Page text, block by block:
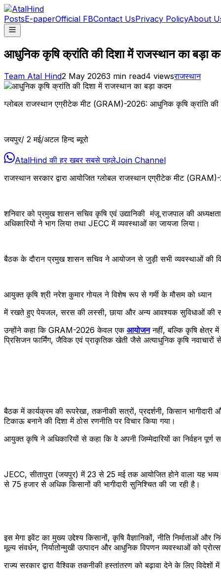
PostsE-paperOfficial FBContact UsPrivacy PolicyAbout
आधुनिक कृषि क्रांति की दिशा में राजस्थान का बड़ा
Team Atal Hind2 May 20263 min read4 viewsराजस्थान
ग्लोबल राजस्थान एग्रीटेक मीट (GRAM)-2026: आधुनिक कृषि क्रांति
जयपुर/ 2 मई/अटल हिन्द ब्यूरो
AtalHind की हर खबर सबसे पहलेJoin Channel
राजस्थान सरकार द्वारा आयोजित ग्लोबल राजस्थान एग्रीटेक मीट
शनिवार को प्रमुख शासन सचिव कृषि एवं उद्यानिकी मंजू राजपाल की
अधिकारियों ने भाग लिया तथा JECC में व्यवस्थाओं का जायजा लिया।
बैठक के दौरान प्रमुख शासन सचिव ने आयोजन से जुड़ी सभी व्यवस्थाओं की
आयुक्त कृषि श्री नरेश कुमार गोयल ने विशेष रूप से गर्मी के मौसम को ध्यान
में रखते हुए पेयजल, सरस की लस्सी, छाया और अन्य आवश्यक सुविधाओं की
उन्होंने कहा कि GRAM-2026 केवल एक आयोजननहीं, बल्कि कृषि क्षेत्र
प्रिसिजन फार्मिंग, जैविक एवं प्राकृतिक खेती जैसे अत्याधुनिक कृषि नवाचारों
बैठक में कार्यक्रम की रूपरेखा, तकनीकी सत्रों, प्रदर्शनी, किसान
टिकाऊ बनाने की दिशा में ठोस रणनीति पर विचार किया गया।
आयुक्त कृषि ने अधिकारियों से कहा कि वे अपनी जिम्मेदारियों का निर्वहन
JECC, सीतापुरा (जयपुर) में 23 से 25 मई तक आयोजित होने वाला यह भव्य
से 75 हजार से अधिक किसानों की भागीदारी सुनिश्चित की जा रही है।
इस मेगा इवेंट का मुख्य उद्देश्य किसानों, कृषि वैज्ञानिकों, नीति निर्माताओं
मूल्य संवर्धन, निर्यातोन्मुखी उत्पादन और आधुनिक विपणन व्यवस्थाओं को
राज्य सरकार द्वारा वैश्विक तकनीकी हस्तांतरण को बढ़ावा देने के लिए